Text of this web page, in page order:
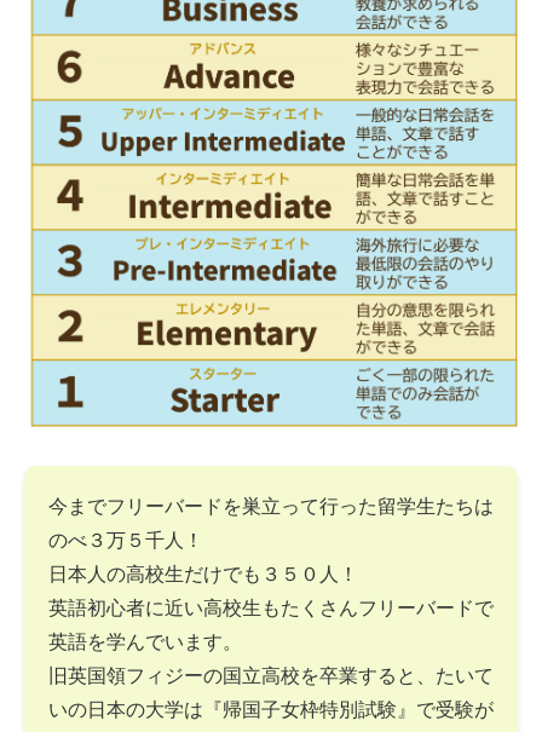
今までフリーバードを巣立って行った留学生たちは
のべ３万５千人！
日本人の高校生だけでも３５０人！
英語初心者に近い高校生もたくさんフリーバードで
英語を学んでいます。
旧英国領フィジーの国立高校を卒業すると、たいて
いの日本の大学は『帰国子女枠特別試験』で受験が